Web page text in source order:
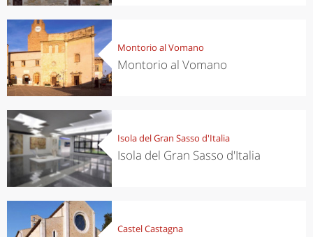
Montorio al Vomano
Montorio al Vomano
Isola del Gran Sasso d'Italia
Isola del Gran Sasso d'Italia
Castel Castagna